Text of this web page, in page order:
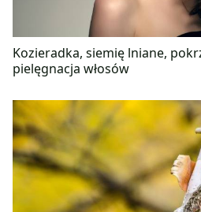
Kozieradka, siemię lniane,
pielęgnacja włosów